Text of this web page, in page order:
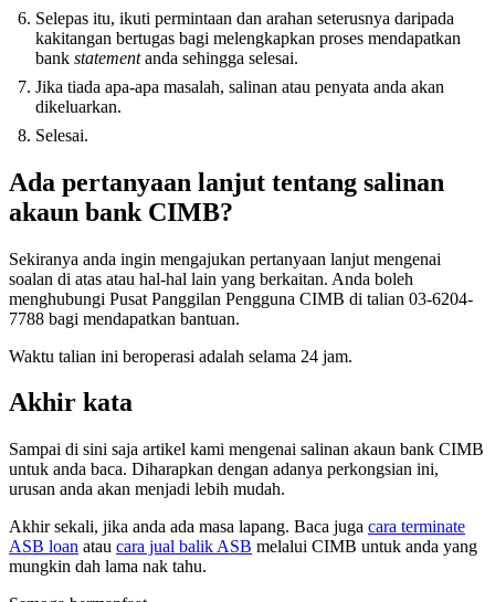
Selepas itu, ikuti permintaan dan arahan seterusnya daripada
kakitangan bertugas bagi melengkapkan proses mendapatkan
bank statementanda sehingga selesai.
Jika tiada apa-apa masalah, salinan atau penyata anda akan
dikeluarkan.
Selesai.
Ada pertanyaan lanjut tentang salinan
akaun bank CIMB?
Sekiranya anda ingin mengajukan pertanyaan lanjut mengenai
soalan di atas atau hal-hal lain yang berkaitan. Anda boleh
menghubungi Pusat Panggilan Pengguna CIMB di talian 03-6204-
7788 bagi mendapatkan bantuan.
Waktu talian ini beroperasi adalah selama 24 jam.
Akhir kata
Sampai di sini saja artikel kami mengenai salinan akaun bank CIMB
untuk anda baca. Diharapkan dengan adanya perkongsian ini,
urusan anda akan menjadi lebih mudah.
Akhir sekali, jika anda ada masa lapang. Baca juga cara terminate
ASB loan atau cara jual balik ASB melalui CIMB untuk anda yang
mungkin dah lama nak tahu.